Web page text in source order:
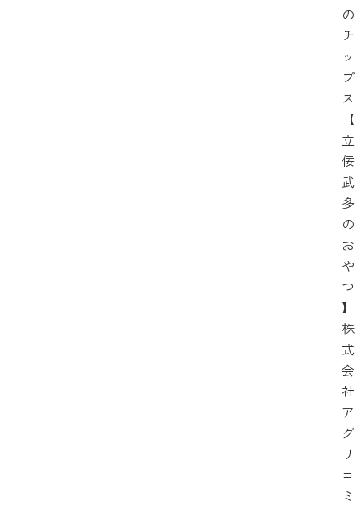
の
チ
ッ
プ
ス
【
立
佞
武
多
の
お
や
つ
】
株
式
会
社
ア
グ
リ
コ
ミ